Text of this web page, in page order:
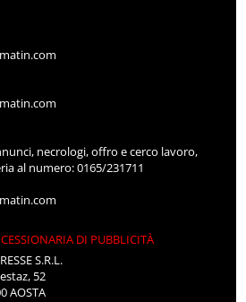
necrologi, offro e cerco lavoro,
al numero: 0165/231711
DI PUBBLICITÀ
S.R.L.
52
AOSTA